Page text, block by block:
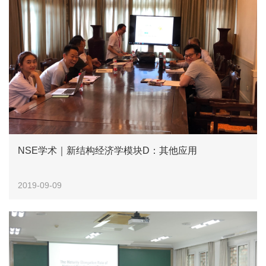
NSE学术｜新结构经济学模块D：其他应用
2019-09-09